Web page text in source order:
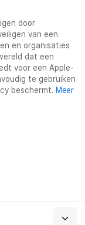
door
van een
en organisaties
dat een
voor een Apple-
te gebruiken
beschermt. Meer